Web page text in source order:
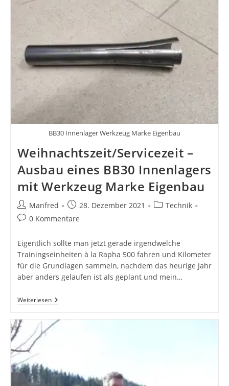
Marke
Eigenbau
BB30 Innenlager Werkzeug Marke Eigenbau
Weihnachtszeit/Servicezeit –
Ausbau eines BB30 Innenlagers
mit Werkzeug Marke Eigenbau
Beitrags-
Autor:
Manfred
Beitrag
veröffentlicht:
28. Dezember 2021
Beitrags-
Technik
Beitrags-
0 Kommentare
Eigentlich sollte man jetzt gerade irgendwelche
Trainingseinheiten à la Rapha 500 fahren und Kilometer
für die Grundlagen sammeln, nachdem das heurige Jahr
aber anders gelaufen ist als geplant und mein…
WeiterlesenWeihnachtszeit/Servicezeit
–
Eines
Eigenbau